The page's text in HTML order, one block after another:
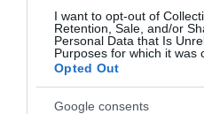
I want to opt-out of
Retention, Sale, and/or
Personal Data that Is
Purposes for which it was
Opted Out
Google consents
és komoly viharverést
éreztük magunkat ebben a
Abszolút négy évszakos
Dunakanyarban!